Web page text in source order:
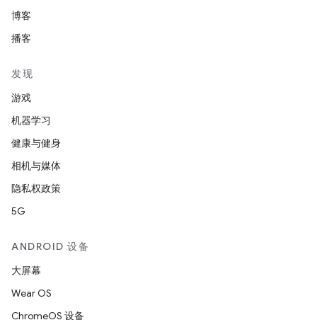
博客
播客
发现
游戏
机器学习
健康与健身
相机与媒体
隐私权政策
5G
ANDROID 设备
大屏幕
Wear OS
ChromeOS 设备